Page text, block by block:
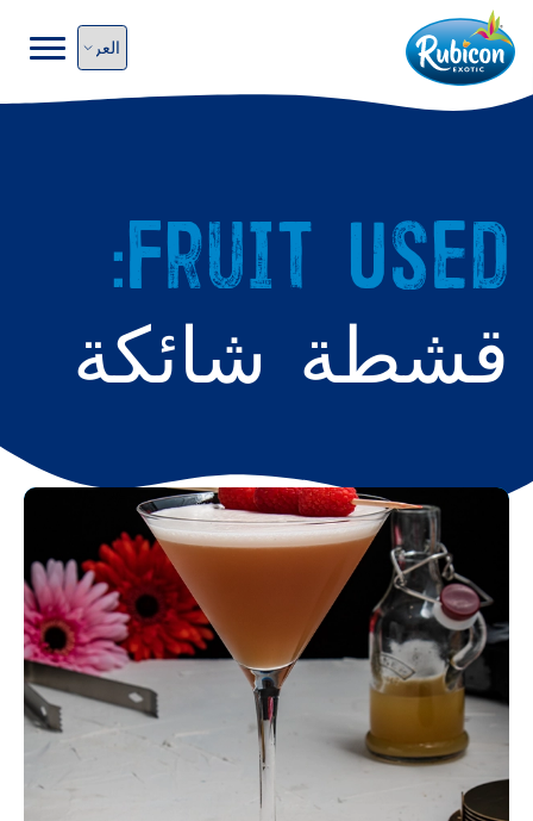
Fruit Used:
قشطة شائكة